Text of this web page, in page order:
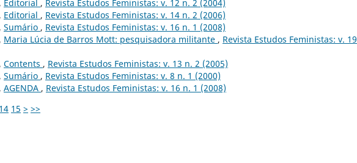
Editorial , Revista Estudos Feministas: v. 12 n. 2 (2004)
Editorial , Revista Estudos Feministas: v. 14 n. 2 (2006)
Sumário , Revista Estudos Feministas: v. 16 n. 1 (2008)
Maria Lúcia de Barros Mott: pesquisadora militante , Revista Estudos Feministas: v.
Contents , Revista Estudos Feministas: v. 13 n. 2 (2005)
Sumário , Revista Estudos Feministas: v. 8 n. 1 (2000)
AGENDA , Revista Estudos Feministas: v. 16 n. 1 (2008)
14 15 > >>